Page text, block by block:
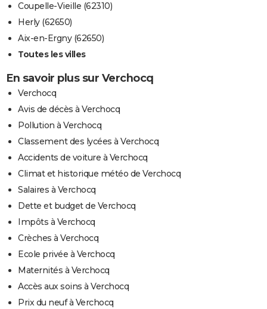
Coupelle-Vieille (62310)
Herly (62650)
Aix-en-Ergny (62650)
Toutes les villes
En savoir plus sur Verchocq
Verchocq
Avis de décès à Verchocq
Pollution à Verchocq
Classement des lycées à Verchocq
Accidents de voiture à Verchocq
Climat et historique météo de Verchocq
Salaires à Verchocq
Dette et budget de Verchocq
Impôts à Verchocq
Crèches à Verchocq
Ecole privée à Verchocq
Maternités à Verchocq
Accès aux soins à Verchocq
Prix du neuf à Verchocq